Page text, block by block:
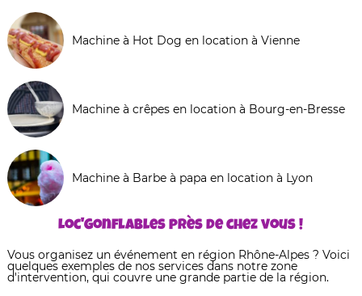
Machine à Hot Dog en location à Vienne
Machine à crêpes en location à Bourg-en-Bresse
Machine à Barbe à papa en location à Lyon
Loc'Gonflables près de chez vous !
Vous organisez un événement en région Rhône-Alpes ? Voici
quelques exemples de nos services dans notre zone
d'intervention, qui couvre une grande partie de la région.